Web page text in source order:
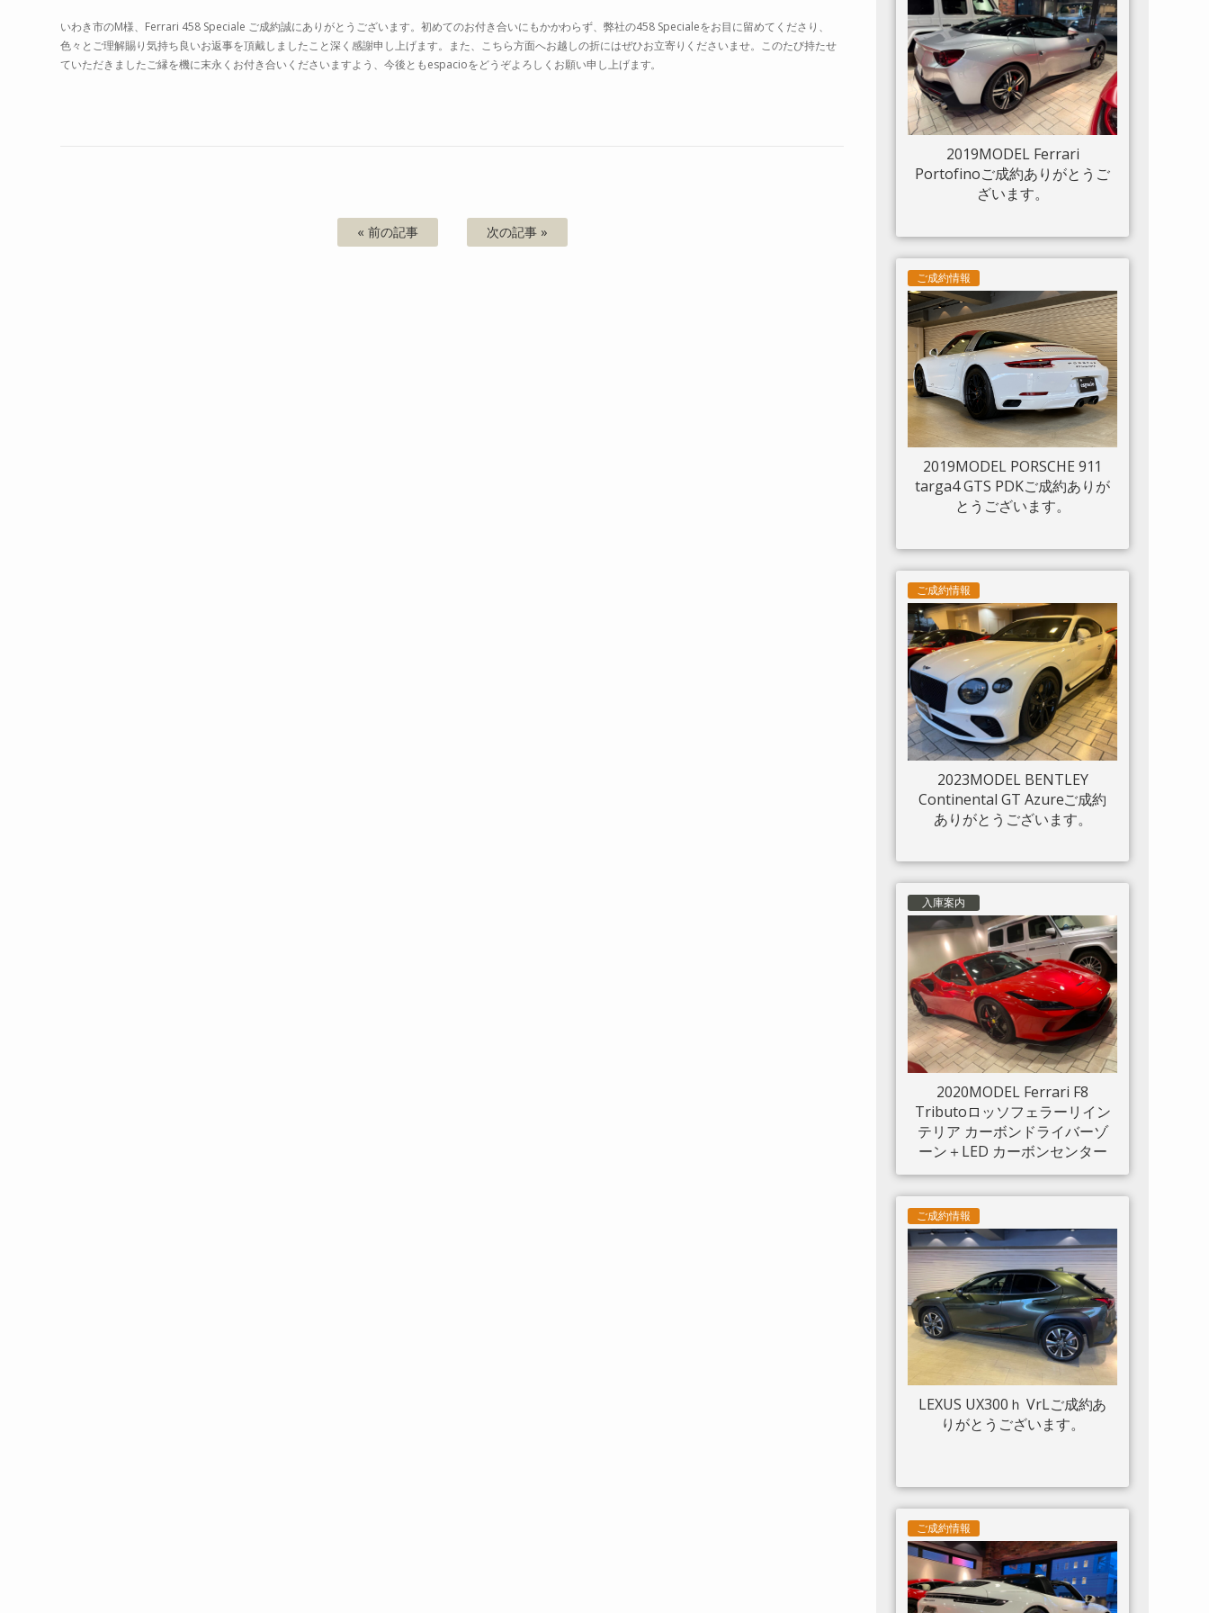
いわき市のM様、Ferrari 458 Speciale ご成約誠にありがとうございます。初めてのお付き合いにもかかわらず、弊社の458 Specialeをお目に留めてくださり、
色々とご理解賜り気持ち良いお返事を頂戴しましたこと深く感謝申し上げます。また、こちら方面へお越しの折にはぜひお立寄りくださいませ。このたび持たせ
ていただきましたご縁を機に末永くお付き合いくださいますよう、今後ともespacioをどうぞよろしくお願い申し上げます。
« 前の記事 次の記事 »
ルド 20“鍛造AW入庫しまし
た。
2019MODEL Ferrari
Portofinoご成約ありがとうご
ざいます。
ご成約情報
2019MODEL PORSCHE 911
targa4 GTS PDKご成約ありが
とうございます。
ご成約情報
2023MODEL BENTLEY
Continental GT Azureご成約
ありがとうございます。
入庫案内
2020MODEL Ferrari F8
Tributoロッソフェラーリイン
テリア カーボンドライバーゾ
ーン＋LED カーボンセンター
ブリッジ カーボンインナード
アハンドル カーボンリアブー
ツトリム フロントリフト カー
ボンサイドエアスプリッター
カーボンエンジンルーム パッ
センジャーディスプレイ アダ
プティブヘッドライトシステ
ム 入庫しました。
ご成約情報
LEXUS UX300ｈ VrLご成約あ
りがとうございます。
ご成約情報